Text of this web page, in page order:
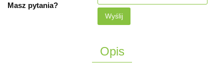
Masz pytania?
Wyślij
Opis